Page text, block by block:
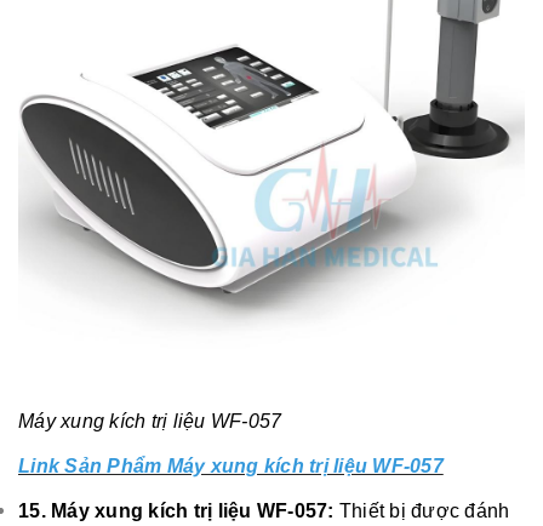
Máy xung kích trị liệu WF-057
Link Sản Phẩm Máy xung kích trị liệu WF-057
15. Máy xung kích trị liệu WF-057: Thiết bị được đánh